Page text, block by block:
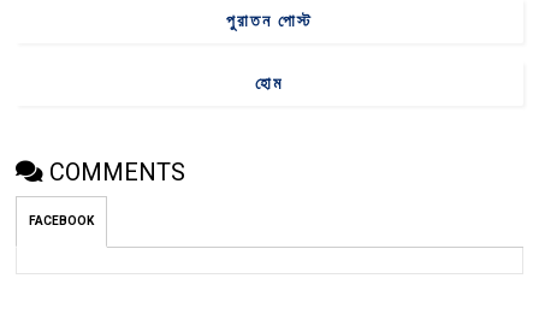
পুরাতন পোস্ট
হোম
COMMENTS
FACEBOOK